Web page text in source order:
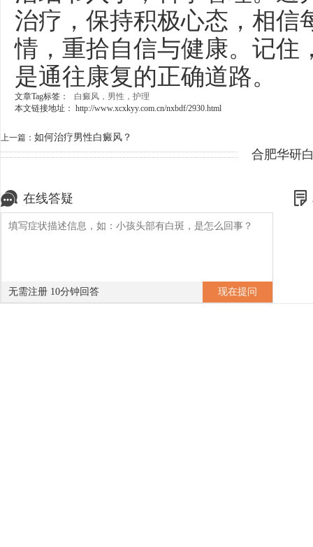
治疗，保持积极心态，相信
情，重拾自信与健康。记住
是通往康复的正确道路。
文章Tag标签：
白癜风，男性，护理
本文链接地址： http://www.xcxkyy.com.cn/nxbdf/2930.html
上一篇： 如何治疗男性白癜风？
合肥华研
在线答疑
无需注册 10分钟回答